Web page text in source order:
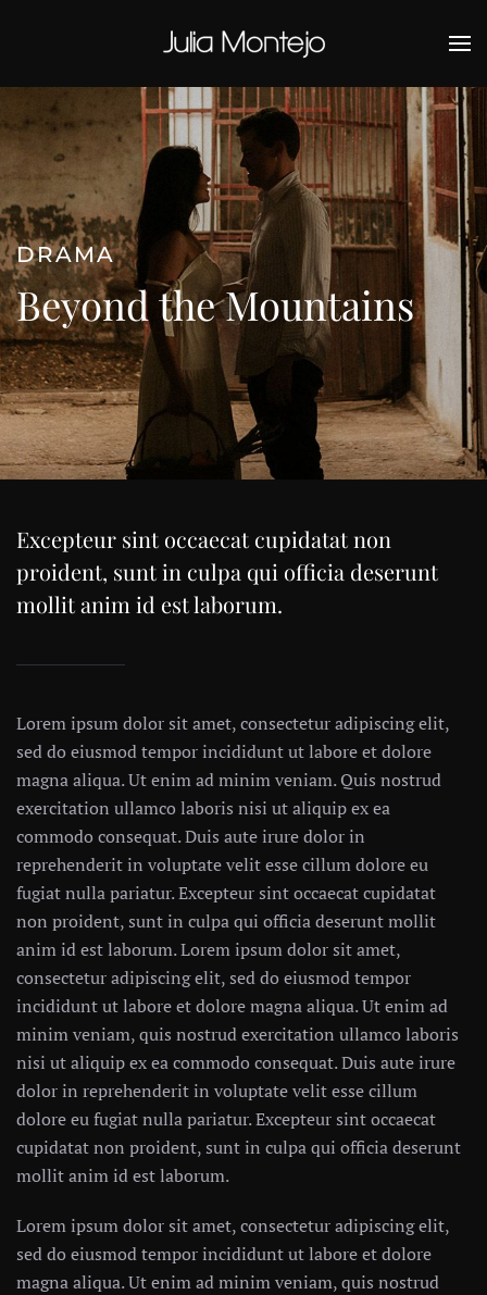
Ir al contenido principal
DRAMA
Beyond the Mountains
Excepteur sint occaecat cupidatat non
proident, sunt in culpa qui officia deserunt
mollit anim id est laborum.
Lorem ipsum dolor sit amet, consectetur adipiscing elit,
sed do eiusmod tempor incididunt ut labore et dolore
magna aliqua. Ut enim ad minim veniam. Quis nostrud
exercitation ullamco laboris nisi ut aliquip ex ea
commodo consequat. Duis aute irure dolor in
reprehenderit in voluptate velit esse cillum dolore eu
fugiat nulla pariatur. Excepteur sint occaecat cupidatat
non proident, sunt in culpa qui officia deserunt mollit
anim id est laborum. Lorem ipsum dolor sit amet,
consectetur adipiscing elit, sed do eiusmod tempor
incididunt ut labore et dolore magna aliqua. Ut enim ad
minim veniam, quis nostrud exercitation ullamco laboris
nisi ut aliquip ex ea commodo consequat. Duis aute irure
dolor in reprehenderit in voluptate velit esse cillum
dolore eu fugiat nulla pariatur. Excepteur sint occaecat
cupidatat non proident, sunt in culpa qui officia deserunt
mollit anim id est laborum.
Lorem ipsum dolor sit amet, consectetur adipiscing elit,
sed do eiusmod tempor incididunt ut labore et dolore
magna aliqua. Ut enim ad minim veniam, quis nostrud